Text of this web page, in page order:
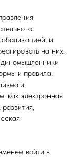
и
на них.
и правила,
и
как электронная
войти в